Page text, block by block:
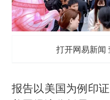
打开网易新闻
报告以美国为例印